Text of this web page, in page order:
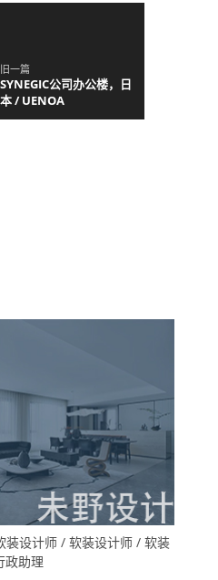
旧一篇
SYNEGIC公司办公楼，日
本 / UENOA
装设计师 / 软装设计师 / 软装
政助理